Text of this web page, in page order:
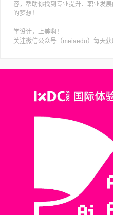
容，帮助你找到专业提升、职业发
的梦想！
学设计，上美啊！
关注微信公众号（meiaedu）每天获